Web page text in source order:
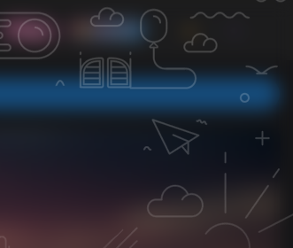
发布 开通会员